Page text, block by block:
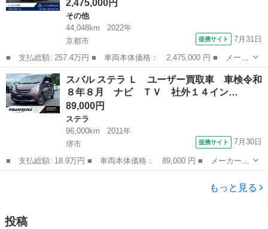
2,475,000円
その他
44,048km
2022年
京都市
提携サイト 7月31日
■ 支払総額: 257.4万円 ■ 車両本体価格： 2,475,000 円 ■ メーカ
ー名： スバル ■ 車種名： レヴォーグ ■ グレード名： ＧＴ－
Ｈ ＥＸ アイサイトＸ搭載車 前後録画型ドライブレコーダー ド
ライバー...
京都 京都市
スバル ステラ Ｌ ユーザー買取車 車検令和
８年８月 ナビ ＴＶ 社外１４イン…
89,000円
ステラ
96,000km
2011年
堺市
提携サイト 7月30日
■ 支払総額: 18.9万円 ■ 車両本体価格： 89,000 円 ■ メーカー
名： スバル ■ 車種名： ステラ ■ グレード名： Ｌ ユーザー
買取車 車検令和８年８月 ナビ ＴＶ 社外１４インチアルミホイ
もっと見る
投稿